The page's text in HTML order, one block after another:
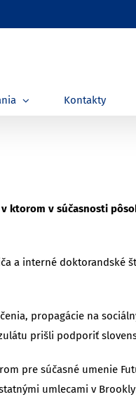
Kontakty
v súčasnosti
a interné doktorandské
propagácie na
prišli podporiť
pre súčasné umenie
umlecami v